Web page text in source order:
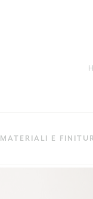
MATERIALI E